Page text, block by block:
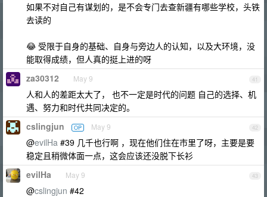
如果不对自己有谋划的，是不会专门去查新疆有哪些学校，头铁
去读的
😂 受限于自身的基础、自身与旁边人的认知，以及大环境，没
能取得成绩，但人真的挺上进的呀
41
za30312 May 9
人和人的差距太大了， 也不一定是时代的问题 自己的选择、机
遇、努力和时代共同决定的。
42
cslingjun OP May 9
@evilHa #39 几千也行啊 ，现在他们住在市里了呀，主要是要
稳定且稍微体面一点，这会应该还没脱下长衫
43
evilHa May 9
@cslingjun #42